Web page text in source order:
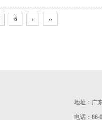
6 › ››
地址：广
电话：86-